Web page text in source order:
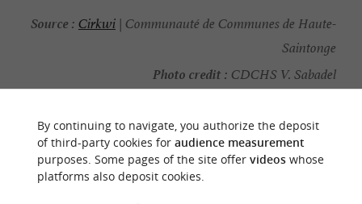
Source : Cirkwi | Communauté de Communes de Haute-
Saintonge
Photo credit : CDCHS V. Sabadel
YOU WILL LIKEALSO
By continuing to navigate, you authorize the deposit
of third-party cookies for audience measurement
purposes. Some pages of the site offer videoswhose
platforms also deposit cookies.